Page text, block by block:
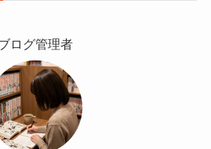
ログ管理者